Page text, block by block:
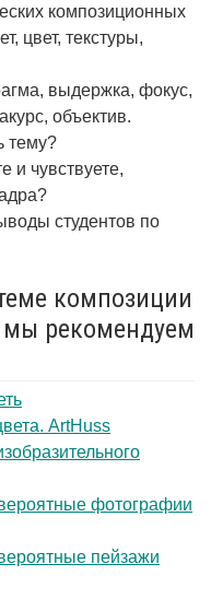
композиционных
цвет, текстуры,
выдержка, фокус,
объектив.
тему?
и чувствуете,
студентов по
композиции
мы рекомендуем
ArtHuss
фотографии
пейзажи